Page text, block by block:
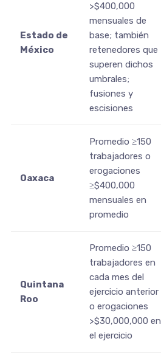
Estado de
México
>$400,000
mensuales de
base; también
retenedores que
superen dichos
umbrales;
fusiones y
escisiones
Oaxaca
Promedio ≥150
trabajadores o
erogaciones
≥$400,000
mensuales en
promedio
Quintana
Roo
Promedio ≥150
trabajadores en
cada mes del
ejercicio anterior
o erogaciones
>$30,000,000 en
el ejercicio